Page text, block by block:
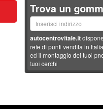
Trova un
autocentrovitale.it
rete di punti vendita in
ed il montaggio dei tuoi
tuoi cerchi